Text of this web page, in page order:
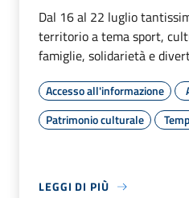
Dal 16 al 22 luglio
territorio a tema sport,
famiglie, solidarietà e
Accesso all'informazione
Patrimonio culturale
LEGGI DI PIÙ